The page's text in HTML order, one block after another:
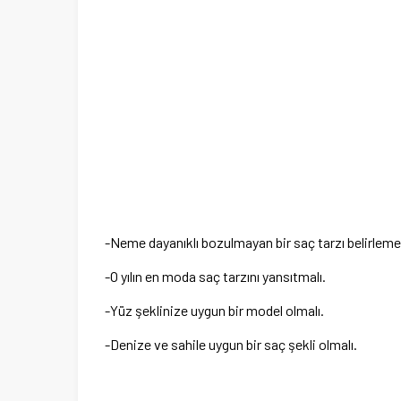
-Neme dayanıklı bozulmayan bir saç tarzı
-O yılın en moda saç tarzını yansıtmalı.
-Yüz şeklinize uygun bir model olmalı.
-Denize ve sahile uygun bir saç şekli olmalı.